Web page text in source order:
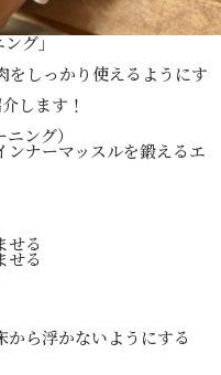
ング」
をしっかり使えるようにす
します！
ング）
ンナーマッスルを鍛えるエ
せる
せる
から浮かないようにする